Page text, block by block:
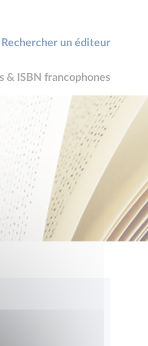
Rechercher un éditeur
& ISBN francophones